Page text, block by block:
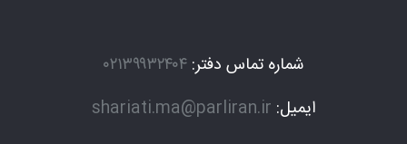
شماره تماس دفتر: ۰۲۱۳۹۹۳۲۴۰۴
ایمیل: shariati.ma@parliran.ir